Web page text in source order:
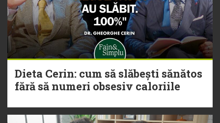
Dieta Cerin: cum să slăbești sănătos
fără să numeri obsesiv caloriile